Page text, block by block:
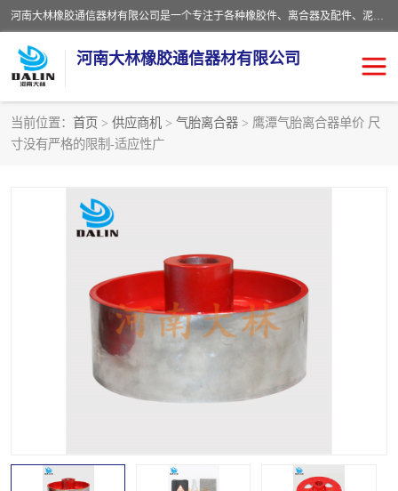
河南大林橡胶通信器材有限公司是一个专注于各种橡胶件、离合器及配件、泥浆泵及配件等产品设计制造和加工的企业。产品应用于矿山、冶金、石油、钢铁、化工、水泥、船舶、造纸、通用机械等各种大功率机械传动或制动装置。
河南大林橡胶通信器材有限公司
当前位置： 首页 > 供应商机 > 气胎离合器 > 鹰潭气胎离合器单价 尺
寸没有严格的限制-适应性广
推盘离合器
VC离合器
PO隔膜离合器
泥浆泵空气包胶囊
DY隔膜式离合器 CB离合器